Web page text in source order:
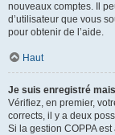
nouveaux comptes. Il
d’utilisateur que vous
pour obtenir de l’aide.
Haut
Je suis enregistré
Vérifiez, en premier,
corrects, il y a deux
Si la gestion COPPA